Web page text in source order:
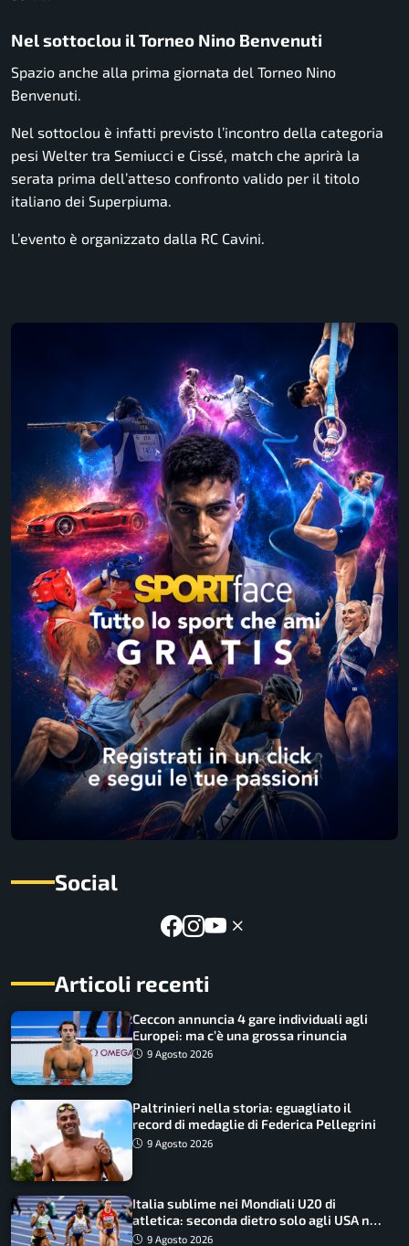
Nel sottoclou il Torneo Nino Benvenuti
Spazio anche alla prima giornata del Torneo Nino
Benvenuti.
Nel sottoclou è infatti previsto l’incontro della categoria
pesi Welter tra Semiucci e Cissé, match che aprirà la
serata prima dell’atteso confronto valido per il titolo
italiano dei Superpiuma.
L’evento è organizzato dalla RC Cavini.
Social
Articoli recenti
Ceccon annuncia 4 gare individuali agli
Europei: ma c’è una grossa rinuncia
9 Agosto 2026
Paltrinieri nella storia: eguagliato il
record di medaglie di Federica Pellegrini
9 Agosto 2026
Italia sublime nei Mondiali U20 di
atletica: seconda dietro solo agli USA nel
medagliere
9 Agosto 2026